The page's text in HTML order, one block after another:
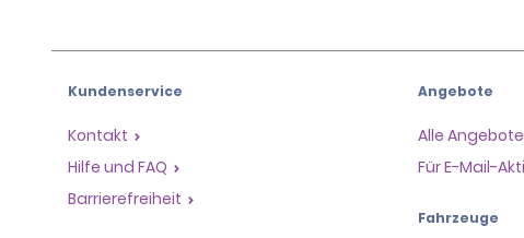
Kundenservice
Kontakt
Hilfe und FAQ
Barrierefreiheit
Angebote
Alle Angebote
Für E-Mail-
Fahrzeuge